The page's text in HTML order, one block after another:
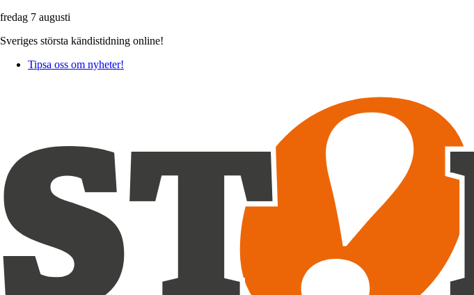
fredag 7 augusti
Sveriges största kändistidning online!
Tipsa oss om nyheter!